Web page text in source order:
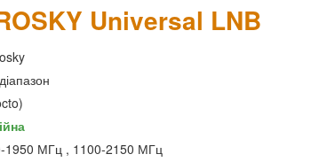
Universal LNB
1950 МГц , 1100-2150 МГц